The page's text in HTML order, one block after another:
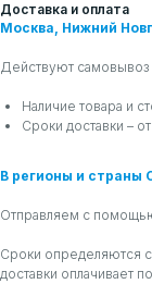
Доставка и оплата
Москва, Нижний
Действуют самовывоз
Наличие товара и
Сроки доставки –
В регионы и страны
Отправляем с
Сроки определяются
доставки оплачивает